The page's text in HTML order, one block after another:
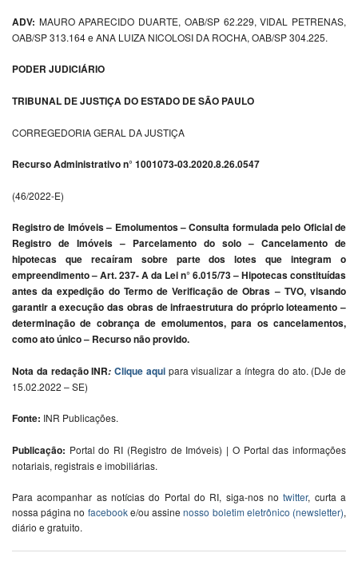
ADV: MAURO APARECIDO DUARTE, OAB/SP 62.229, VIDAL PETRENAS,
OAB/SP 313.164 e ANA LUIZA NICOLOSI DA ROCHA, OAB/SP 304.225.
PODER JUDICIÁRIO
TRIBUNAL DE JUSTIÇA DO ESTADO DE SÃO PAULO
CORREGEDORIA GERAL DA JUSTIÇA
Recurso Administrativo n° 1001073-03.2020.8.26.0547
(46/2022-E)
Registro de Imóveis – Emolumentos – Consulta formulada pelo Oficial de
Registro de Imóveis – Parcelamento do solo – Cancelamento de
hipotecas que recaíram sobre parte dos lotes que integram o
empreendimento – Art. 237- A da Lei n° 6.015/73 – Hipotecas constituídas
antes da expedição do Termo de Verificação de Obras – TVO, visando
garantir a execução das obras de infraestrutura do próprio loteamento –
determinação de cobrança de emolumentos, para os cancelamentos,
como ato único – Recurso não provido.
Nota da redação INR: Clique aquipara visualizar a íntegra do ato. (DJe de
15.02.2022 – SE)
Fonte: INR Publicações.
Publicação: Portal do RI (Registro de Imóveis) | O Portal das informações
notariais, registrais e imobiliárias.
Para acompanhar as notícias do Portal do RI, siga-nos notwitter, curta a
nossa página no facebooke/ou assinenosso boletim eletrônico (newsletter),
diário e gratuito.